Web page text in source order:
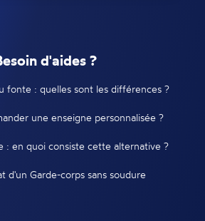
d'aides ?
fonte : quelles sont les différences ?
une enseigne personnalisée ?
: en quoi consiste cette alternative ?
d'un Garde-corps sans soudure